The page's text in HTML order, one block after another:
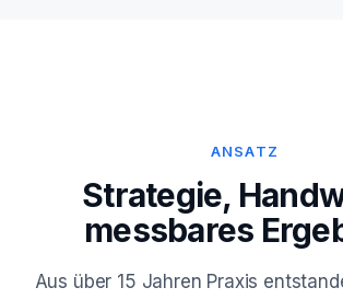
ANSATZ
Strategie,
messbares
Aus über 15 Jahren Praxis